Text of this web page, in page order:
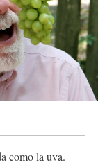
como la uva.